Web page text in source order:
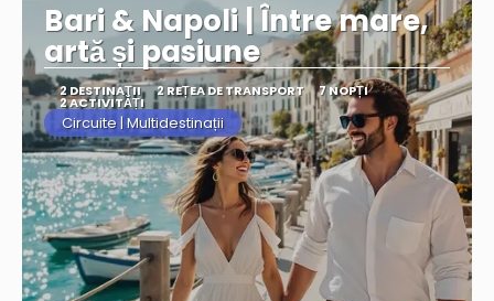
Bari & Napoli | Între mare,
artă și pasiune
2 DESTINAŢII 2 REȚEA DE TRANSPORT 7 NOPȚI
2 ACTIVITĂȚI
Circuite | Multidestinații